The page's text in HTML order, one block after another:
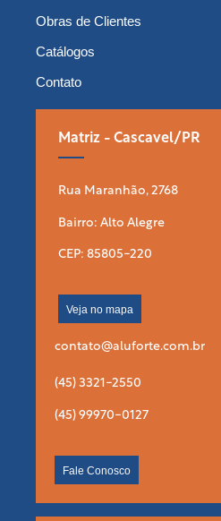
Obras de Clientes
Catálogos
Contato
Matriz - Cascavel/PR
Rua Maranhão, 2768
Bairro: Alto Alegre
CEP: 85805-220
Veja no mapa
contato@aluforte.com.br
(45) 3321-2550
(45) 99970-0127
Fale Conosco